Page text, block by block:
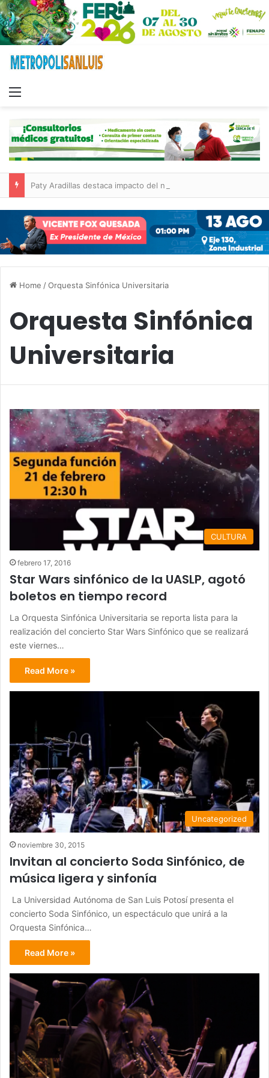
Home /Orquesta Sinfónica Universitaria
Orquesta Sinfónica
Universitaria
CULTURA
febrero 17, 2016
Star Wars sinfónico de la UASLP, agotó
boletos en tiempo record
La Orquesta Sinfónica Universitaria se reporta lista para la
realización del concierto Star Wars Sinfónico que se realizará
este viernes…
Read More »
Uncategorized
noviembre 30, 2015
Invitan al concierto Soda Sinfónico, de
música ligera y sinfonía
La Universidad Autónoma de San Luis Potosí presenta el
concierto Soda Sinfónico, un espectáculo que unirá a la
Orquesta Sinfónica…
Read More »